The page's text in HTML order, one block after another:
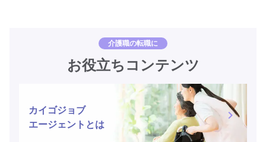
介護職の転職に
お役立ちコンテンツ
カイゴジョブ
エージェントとは